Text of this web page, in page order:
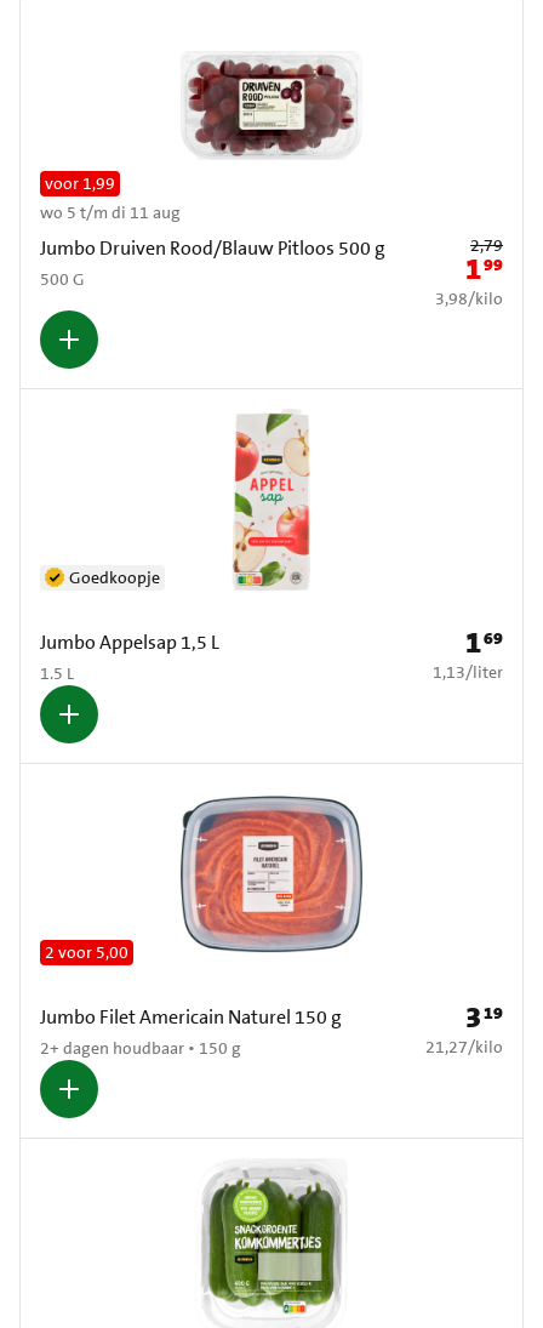
Jumbo Druiven Rood/Blauw Pitloos 500 g
500 G
voor 1,99
wo 5 t/m di 11 aug
Oude prijs: €
2,79
Nieuwe
199
€ 3,98 per kilo
3,98/kilo
Jumbo Appelsap 1,5 L
1.5 L
Goedkoopje
Prijs: €
169
€ 1,13 per liter
1,13/liter
Jumbo Filet Americain Naturel 150 g
2+ dagen houdbaar • 150 g
2 voor 5,00
Prijs: €
319
€ 21,27 per kilo
21,27/kilo